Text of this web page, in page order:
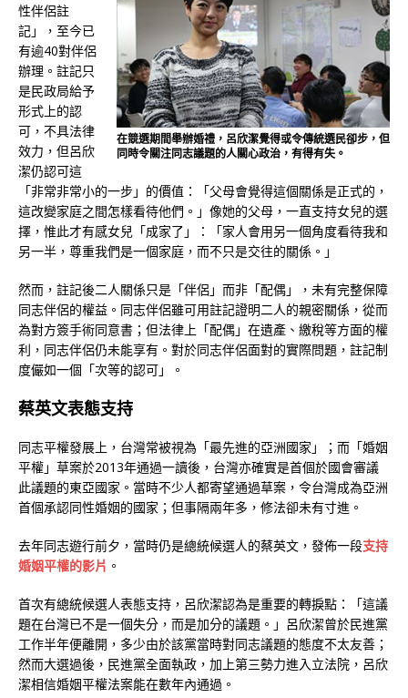
在競選期間舉辦婚禮，呂欣潔覺得或令傳統選民卻步，但
同時令關注同志議題的人關心政治，有得有失。
性伴侶註
記」，至今已
有逾40對伴侶
辦理。註記只
是民政局給予
形式上的認
可，不具法律
效力，但呂欣
潔仍認可這
「非常非常小的一步」的價值：「父母會覺得這個關係是正式的，
這改變家庭之間怎樣看待他們。」像她的父母，一直支持女兒的選
擇，惟此才有感女兒「成家了」：「家人會用另一個角度看待我和
另一半，尊重我們是一個家庭，而不只是交往的關係。」
然而，註記後二人關係只是「伴侶」而非「配偶」，未有完整保障
同志伴侶的權益。同志伴侶雖可用註記證明二人的親密關係，從而
為對方簽手術同意書；但法律上「配偶」在遺產、繳稅等方面的權
利，同志伴侶仍未能享有。對於同志伴侶面對的實際問題，註記制
度儼如一個「次等的認可」。
蔡英文表態支持
同志平權發展上，台灣常被視為「最先進的亞洲國家」；而「婚姻
平權」草案於2013年通過一讀後，台灣亦確實是首個於國會審議
此議題的東亞國家。當時不少人都寄望通過草案，令台灣成為亞洲
首個承認同性婚姻的國家；但事隔兩年多，修法卻未有寸進。
去年同志遊行前夕，當時仍是總統候選人的蔡英文，發佈一段支持
婚姻平權的影片 。
首次有總統候選人表態支持，呂欣潔認為是重要的轉捩點：「這議
題在台灣已不是一個失分，而是加分的議題。」呂欣潔曾於民進黨
工作半年便離開，多少由於該黨當時對同志議題的態度不太友善；
然而大選過後，民進黨全面執政，加上第三勢力進入立法院，呂欣
潔相信婚姻平權法案能在數年內通過。